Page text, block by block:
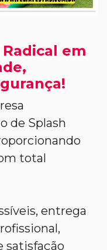
em
de Splash
total
entrega
satisfação